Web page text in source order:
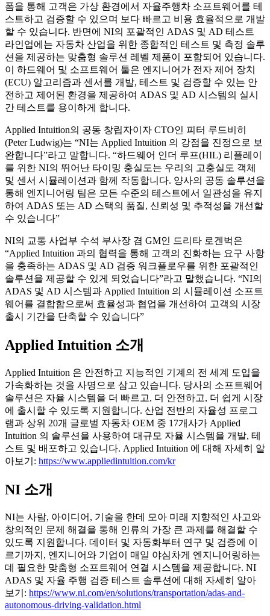
폼을 통해 고객은 가상 환경에서 자율주행차 소프트웨어를 테
스트하고 검증할 수 있으며 보다 빠르고 비용 효율적으로 개발
할 수 있습니다. 반면에 NI의 포괄적인 ADAS 및 AD 테스트
라인업에는 자동차 산업을 위한 종합적인 테스트 및 측정 솔루
션을 제공하는 맞춤형 솔루션 레벨 제품이 포함되어 있습니다.
이 하드웨어 및 소프트웨어 툴은 엔지니어가 전자 제어 장치
(ECU) 알고리즘과 센서를 개발, 테스트 및 검증할 수 있는 안
전하고 제어된 환경을 제공하여 ADAS 및 AD 시스템의 실시
간 테스트를 용이하게 합니다.
Applied Intuition의 공동 창립자이자 CTO인 피터 루드비히
(Peter Ludwig)는 “NI는 Applied Intuition 의 강점을 진정으로 보
완합니다”라고 말합니다. “하드웨어 인더 루프(HIL) 리플레이
를 위한 NI의 뛰어난 타이밍 충실도는 우리의 고충실도 객체
및 센서 시뮬레이션과 함께 작동합니다. 양사의 공동 솔루션을
통해 엔지니어링 팀은 모든 수준의 테스트에서 일관성을 유지
하여 ADAS 또는 AD 스택의 품질, 신뢰성 및 추적성을 개선할
수 있습니다”
NI의 교통 사업부 수석 부사장 겸 GM인 드리타 로겐벅은
“Applied Intuition 과의 협력을 통해 고객의 진화하는 요구 사항
을 충족하는 ADAS 및 AD 검증 워크플로우를 위한 포괄적인
솔루션을 제공할 수 있게 되었습니다”라고 말했습니다. “NI의
ADAS 및 AD 시스템과 Applied Intuition 의 시뮬레이션 소프트
웨어를 결합함으로써 효율성과 협업을 개선하여 고객의 시장
출시 기간을 단축할 수 있습니다”
Applied Intuition 소개
Applied Intuition 은 안전하고 지능적인 기계의 전 세계 도입을
가속화하는 것을 사명으로 삼고 있습니다. 당사의 소프트웨어
솔루션은 자율 시스템을 더 빠르고, 더 안전하고, 더 쉽게 시장
에 출시할 수 있도록 지원합니다. 산업 전반의 자율성 프로그
램과 상위 20개 글로벌 자동차 OEM 중 17개사가 Applied
Intuition 의 솔루션을 사용하여 대규모 자율 시스템을 개발, 테
스트 및 배포하고 있습니다. Applied Intuition 에 대해 자세히 알
아보기: https://www.appliedintuition.com/kr
NI 소개
NI는 사람, 아이디어, 기술을 한데 모아 미래 지향적인 사고와
창의적인 문제 해결을 통해 인류의 가장 큰 과제를 해결할 수
있도록 지원합니다. 데이터 및 자동화부터 연구 및 검증에 이
르기까지, 엔지니어와 기업이 매일 야심차게 엔지니어링하는
데 필요한 맞춤형 소프트웨어 연결 시스템을 제공합니다. NI
ADAS 및 자율 주행 검증 테스트 솔루션에 대해 자세히 알아
보기: https://www.ni.com/en/solutions/transportation/adas-and-
autonomous-driving-validation.html